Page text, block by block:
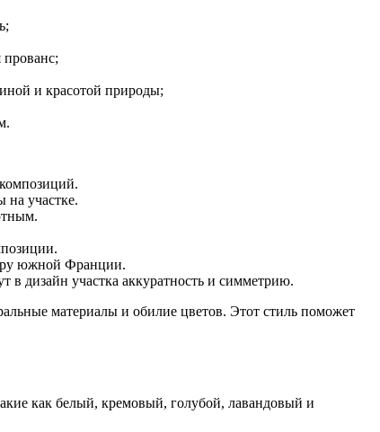
прованс;
и красотой природы;
на участке.
южной Франции.
дизайн участка аккуратность и симметрию.
материалы и обилие цветов. Этот стиль поможет
как белый, кремовый, голубой, лавандовый и